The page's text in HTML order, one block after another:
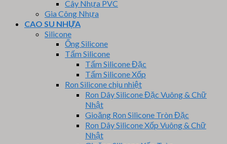
Cây Nhựa PVC
Gia Công Nhựa
CAO SU NHỰA
Silicone
Ống Silicone
Tấm Silicone
Tấm Silicone Đặc
Tấm Silicone Xốp
Ron Silicone chịu nhiệt
Ron Dây Silicone Đặc Vuông & Chữ
Nhật
Gioăng Ron Silicone Tròn Đặc
Ron Dây Silicone Xốp Vuông & Chữ
Nhật